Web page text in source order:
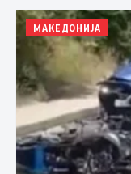
МАКЕДОНИЈА